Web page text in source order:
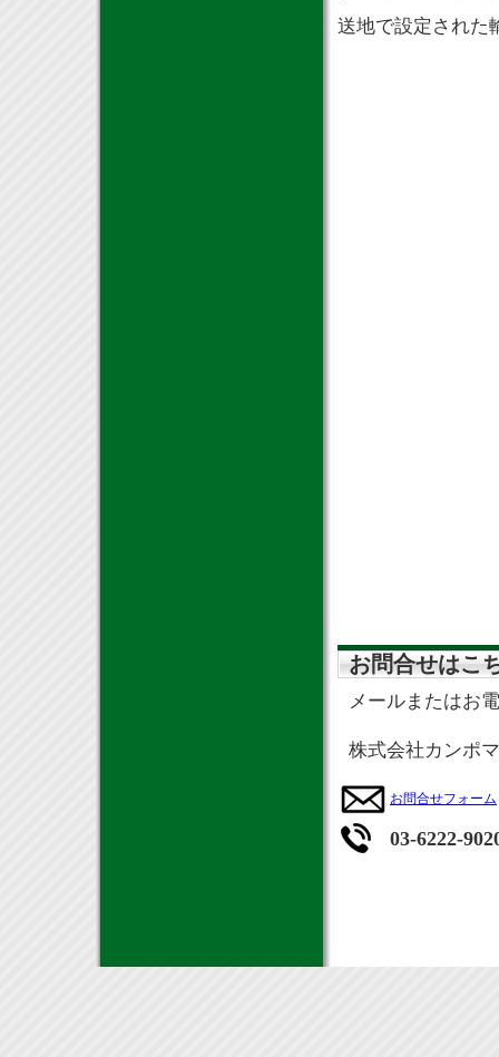
送地で設定された
お問合せはこ
メールまたはお
株式会社カンポ
お問合せフォーム
03-6222-